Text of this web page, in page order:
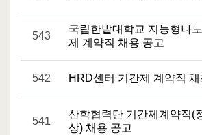
543
국립한밭대학교 지능형나
제 계약직 채용 공고
542 HRD센터 기간제 계약직 채
541
산학협력단 기간제계약직(
상) 채용 공고